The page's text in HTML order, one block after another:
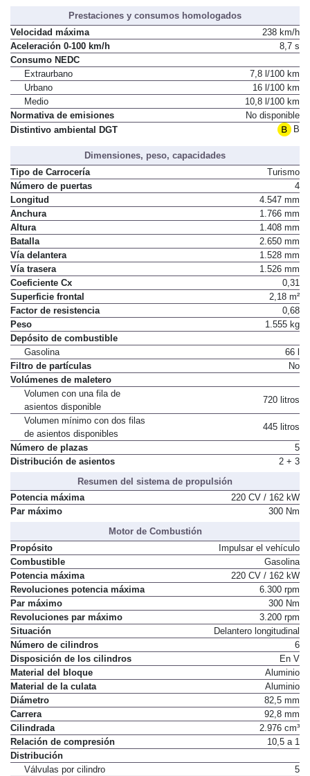
Prestaciones y consumos homologados
Velocidad máxima
238 km/h
Aceleración 0-100 km/h
8,7 s
Consumo NEDC
Extraurbano
7,8 l/100 km
Urbano
16 l/100 km
Medio
10,8 l/100 km
Normativa de emisiones
No disponible
Distintivo ambiental DGT
B
Dimensiones, peso, capacidades
Tipo de Carrocería
Turismo
Número de puertas
4
Longitud
4.547 mm
Anchura
1.766 mm
Altura
1.408 mm
Batalla
2.650 mm
Vía delantera
1.528 mm
Vía trasera
1.526 mm
Coeficiente Cx
0,31
Superficie frontal
2,18 m²
Factor de resistencia
0,68
Peso
1.555 kg
Depósito de combustible
Gasolina
66 l
Filtro de partículas
No
Volúmenes de maletero
Volumen con una fila de
asientos disponible
720 litros
Volumen mínimo con dos filas
de asientos disponibles
445 litros
Número de plazas
5
Distribución de asientos
2 + 3
Resumen del sistema de propulsión
Potencia máxima
220 CV / 162 kW
Par máximo
300 Nm
Motor de Combustión
Propósito
Impulsar el vehículo
Combustible
Gasolina
Potencia máxima
220 CV / 162 kW
Revoluciones potencia máxima
6.300 rpm
Par máximo
300 Nm
Revoluciones par máximo
3.200 rpm
Situación
Delantero longitudinal
Número de cilindros
6
Disposición de los cilindros
En V
Material del bloque
Aluminio
Material de la culata
Aluminio
Diámetro
82,5 mm
Carrera
92,8 mm
Cilindrada
2.976 cm³
Relación de compresión
10,5 a 1
Distribución
Válvulas por cilindro
5